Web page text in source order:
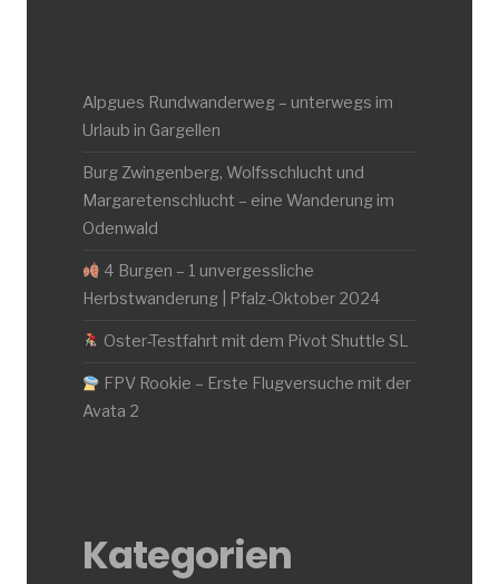
Alpgues Rundwanderweg – unterwegs im
Urlaub in Gargellen
Burg Zwingenberg, Wolfsschlucht und
Margaretenschlucht – eine Wanderung im
Odenwald
4 Burgen – 1 unvergessliche
Herbstwanderung | Pfalz-Oktober 2024
Oster-Testfahrt mit dem Pivot Shuttle SL
FPV Rookie – Erste Flugversuche mit der
Avata 2
Kategorien